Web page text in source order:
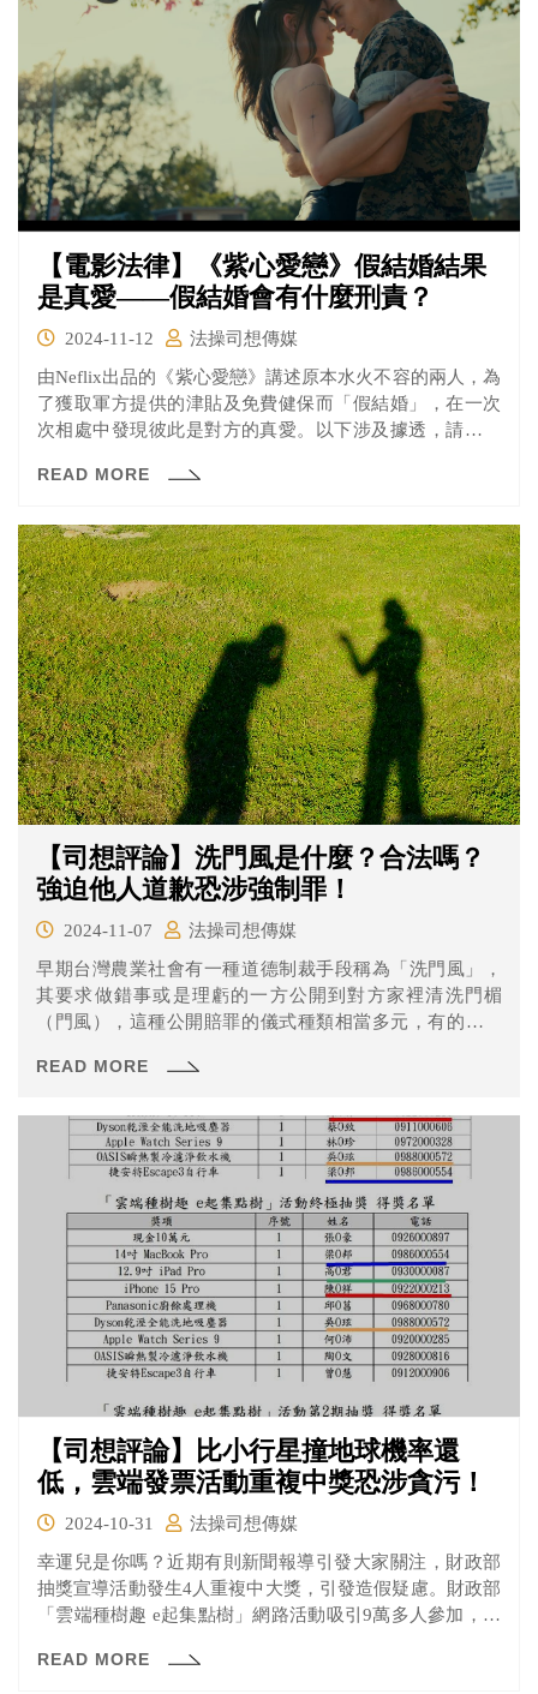
【電影法律】《紫心愛戀》假結婚結果
是真愛——假結婚會有什麼刑責？
2024-11-12
法操司想傳媒
由Neflix出品的《紫心愛戀》講述原本水火不容的兩人，為
了獲取軍方提供的津貼及免費健保而「假結婚」，在一次
次相處中發現彼此是對方的真愛。以下涉及據透，請斟酌
READ MORE
【司想評論】洗門風是什麼？合法嗎？
強迫他人道歉恐涉強制罪！
2024-11-07
法操司想傳媒
早期台灣農業社會有一種道德制裁手段稱為「洗門風」，
其要求做錯事或是理虧的一方公開到對方家裡清洗門楣
（門風），這種公開賠罪的儀式種類相當多元，有的會請
下跪，演變到現在要求登報道歉或寫Facbook貼文等公開致
READ MORE
【司想評論】比小行星撞地球機率還
低，雲端發票活動重複中獎恐涉貪污！
2024-10-31
法操司想傳媒
幸運兒是你嗎？近期有則新聞報導引發大家關注，財政部
抽獎宣導活動發生4人重複中大獎，引發造假疑慮。財政部
「雲端種樹趣 e起集點樹」網路活動吸引9萬多人參加，財
點數，用來兌換電子禮券或參加抽獎活動，抽獎共有3期，
READ MORE